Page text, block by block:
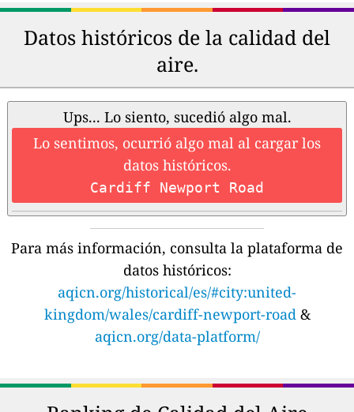
Datos históricos de la calidad del
aire.
Ups... Lo siento, sucedió algo mal.
Lo sentimos, ocurrió algo mal al cargar los
datos históricos.
Cardiff Newport Road
Para más información, consulta la plataforma de
datos históricos:
aqicn.org/historical/es/#city:united-
kingdom/wales/cardiff-newport-road&
aqicn.org/data-platform/